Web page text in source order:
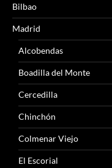
Bilbao
Madrid
Alcobendas
Boadilla del Monte
Cercedilla
Chinchón
Colmenar Viejo
El Escorial